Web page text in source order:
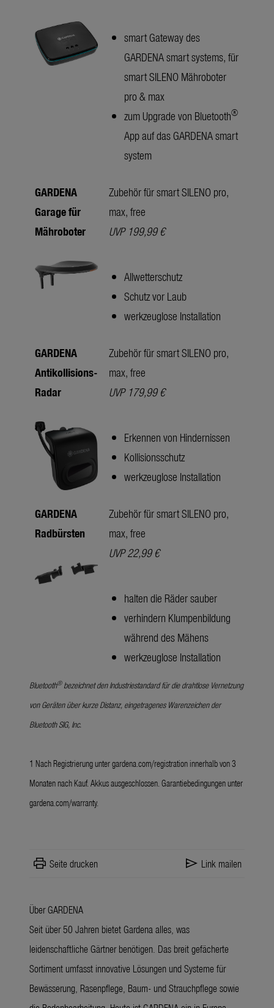
smart Gateway des
GARDENA smart systems, für
smart SILENO Mähroboter
pro & max
zum Upgrade von Bluetooth®
App auf das GARDENA smart
system
GARDENA
Garage für
Mähroboter
Zubehör für smart SILENO pro,
max, free
UVP 199,99 €
Allwetterschutz
Schutz vor Laub
werkzeuglose Installation
GARDENA
Antikollisions-
Radar
Zubehör für smart SILENO pro,
max, free
UVP 179,99 €
Erkennen von Hindernissen
Kollisionsschutz
werkzeuglose Installation
GARDENA
Radbürsten
Zubehör für smart SILENO pro,
max, free
UVP 22,99 €
halten die Räder sauber
verhindern Klumpenbildung
während des Mähens
werkzeuglose Installation
Bluetooth®bezeichnet den Industriestandard für die drahtlose Vernetzung
von Geräten über kurze Distanz, eingetragenes Warenzeichen der
Bluetooth SIG, Inc.
1 Nach Registrierung untergardena.com/registration innerhalb von 3
Monaten nach Kauf. Akkus ausgeschlossen. Garantiebedingungen unter
gardena.com/warranty.
print Seite drucken send Link mailen
Über GARDENA
Seit über 50 Jahren bietet Gardena alles, was
leidenschaftliche Gärtner benötigen. Das breit gefächerte
Sortiment umfasst innovative Lösungen und Systeme für
Bewässerung, Rasenpflege, Baum- und Strauchpflege sowie